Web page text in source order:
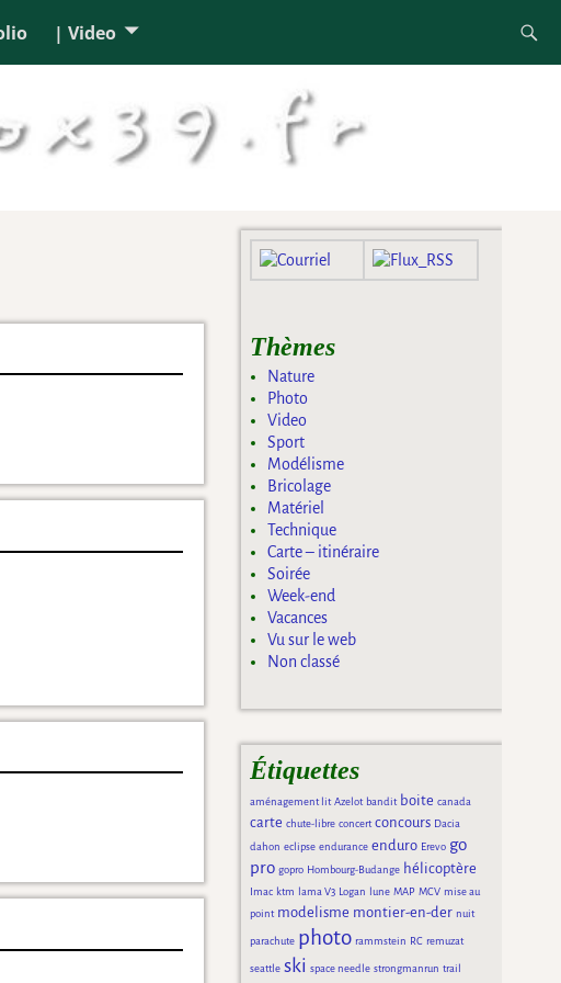
| Video
Thèmes
Nature
Photo
Video
Sport
Modélisme
Bricolage
Matériel
Technique
Carte – itinéraire
Soirée
Week-end
Vacances
Vu sur le web
Non classé
Étiquettes
aménagement lit Azelot bandit boite canada
carte chute-libre concert concours Dacia
dahon eclipse endurance enduro Erevo go
pro gopro Hombourg-Budange hélicoptère
Imac ktm lama V3 Logan lune MAP MCV mise au
point modelisme montier-en-der nuit
parachute photo rammstein RC remuzat
seattle ski space needle strongmanrun trail